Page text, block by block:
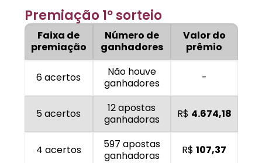
Premiação 1º sorteio
Faixa de
premiação
Número de
ganhadores
Valor do
prêmio
6 acertos
Não houve
ganhadores
-
5 acertos
12 apostas
ganhadoras
R$ 4.674,18
4 acertos
597 apostas
ganhadoras
R$ 107,37